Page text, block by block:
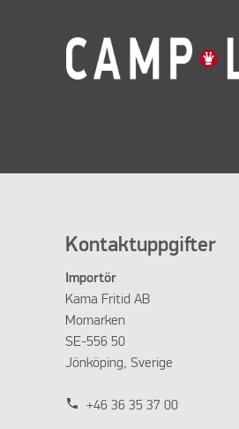
Kontaktuppgifter
Importör
Kama Fritid AB
Momarken
SE-556 50
Jönköping, Sverige
phone +46 36 35 37 00